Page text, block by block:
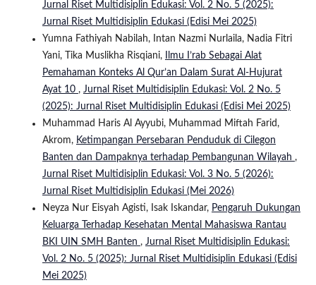
Jurnal Riset Multidisiplin Edukasi: Vol. 2 No. 5 (2025):
Jurnal Riset Multidisiplin Edukasi (Edisi Mei 2025)
Yumna Fathiyah Nabilah, Intan Nazmi Nurlaila, Nadia Fitri
Yani, Tika Muslikha Risqiani,
Ilmu I’rab Sebagai Alat
Pemahaman Konteks Al Qur’an Dalam Surat Al-Hujurat
Ayat 10 , Jurnal Riset Multidisiplin Edukasi: Vol. 2 No. 5
(2025): Jurnal Riset Multidisiplin Edukasi (Edisi Mei 2025)
Muhammad Haris Al Ayyubi, Muhammad Miftah Farid,
Akrom, Ketimpangan Persebaran Penduduk di Cilegon
Banten dan Dampaknya terhadap Pembangunan Wilayah ,
Jurnal Riset Multidisiplin Edukasi: Vol. 3 No. 5 (2026):
Jurnal Riset Multidisiplin Edukasi (Mei 2026)
Neyza Nur Eisyah Agisti, Isak Iskandar, Pengaruh Dukungan
Keluarga Terhadap Kesehatan Mental Mahasiswa Rantau
BKI UIN SMH Banten , Jurnal Riset Multidisiplin Edukasi:
Vol. 2 No. 5 (2025): Jurnal Riset Multidisiplin Edukasi (Edisi
Mei 2025)